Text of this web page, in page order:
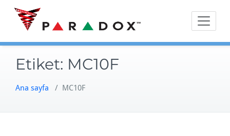
Skip
content
Etiket: MC10F
Ana sayfa / MC10F